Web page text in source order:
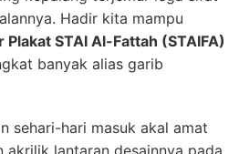
Hadir kita mampu
Plakat STAI Al-Fattah (STAIFA)
banyak alias garib
sehari-hari masuk akal amat
akrilik lantaran desainnya pada